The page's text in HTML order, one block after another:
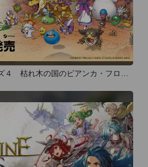
４ 枯れ木の国のビアンカ・フロー